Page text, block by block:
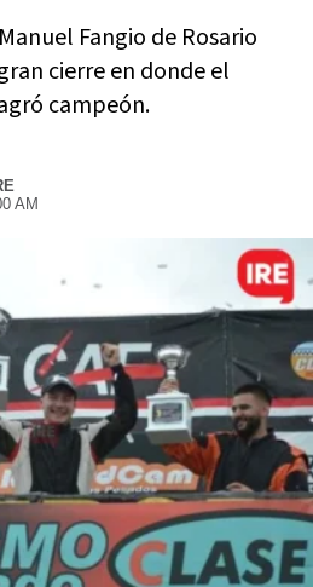
Fangio de Rosario
cierre en donde el
campeón.
AM